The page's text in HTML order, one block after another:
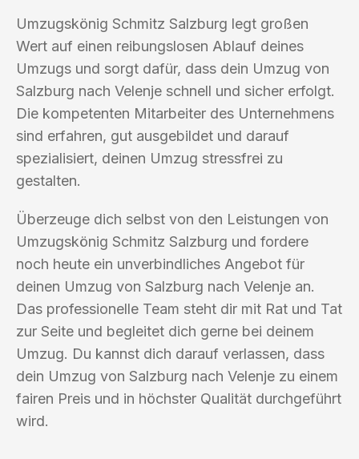
Umzugskönig Schmitz Salzburg legt großen
Wert auf einen reibungslosen Ablauf deines
Umzugs und sorgt dafür, dass dein Umzug von
Salzburg nach Velenje schnell und sicher erfolgt.
Die kompetenten Mitarbeiter des Unternehmens
sind erfahren, gut ausgebildet und darauf
spezialisiert, deinen Umzug stressfrei zu
gestalten.
Überzeuge dich selbst von den Leistungen von
Umzugskönig Schmitz Salzburg und fordere
noch heute ein unverbindliches Angebot für
deinen Umzug von Salzburg nach Velenje an.
Das professionelle Team steht dir mit Rat und Tat
zur Seite und begleitet dich gerne bei deinem
Umzug. Du kannst dich darauf verlassen, dass
dein Umzug von Salzburg nach Velenje zu einem
fairen Preis und in höchster Qualität durchgeführt
wird.